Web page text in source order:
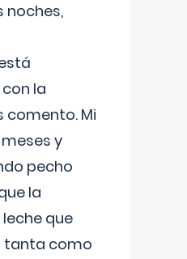
noches,
la
comento. Mi
y
pecho
la
que
tanta como